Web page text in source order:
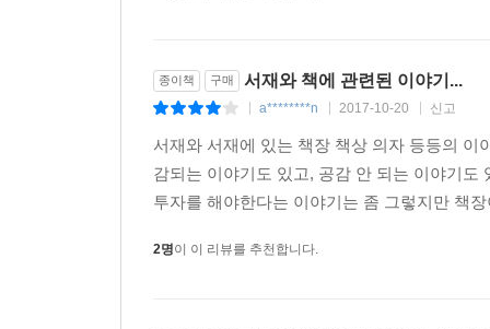
종이책 구매 서재와 책에 관련된 이야기...
a********n 2017-10-20 신고
서재와 서재에 있는 책장 책상 의자 등등의
감되는 이야기도 있고, 공감 안 되는 이야기
투자를 해야한다는 이야기는 좀 그렇지만 책
2명이 이 리뷰를 추천합니다.